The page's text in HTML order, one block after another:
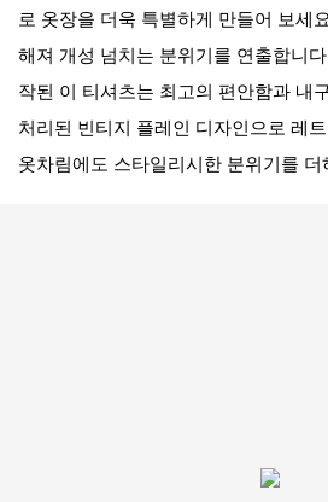
로 옷장을 더욱 특별하게 만들어 보세
해져 개성 넘치는 분위기를 연출합니
작된 이 티셔츠는 최고의 편안함과 내
처리된 빈티지 플레인 디자인으로 레
옷차림에도 스타일리시한 분위기를 더